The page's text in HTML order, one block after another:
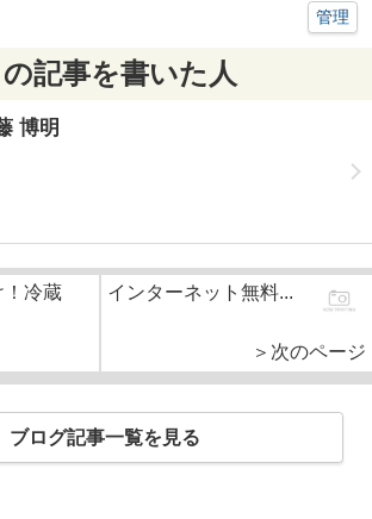
管理
記事を書いた人
博明
！冷蔵
インターネット無料...
＞次のページ
ブログ記事一覧を見る